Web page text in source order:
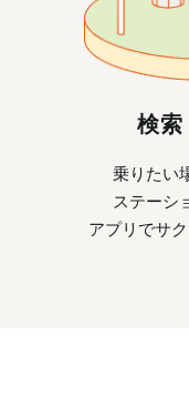
検索
乗りたい
ステーシ
アプリでサク